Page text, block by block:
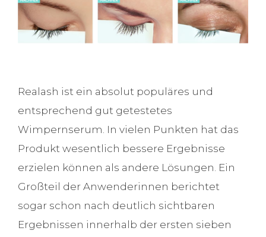
Realash ist ein absolut populäres und
entsprechend gut getestetes
Wimpernserum. In vielen Punkten hat das
Produkt wesentlich bessere Ergebnisse
erzielen können als andere Lösungen. Ein
Großteil der Anwenderinnen berichtet
sogar schon nach deutlich sichtbaren
Ergebnissen innerhalb der ersten sieben